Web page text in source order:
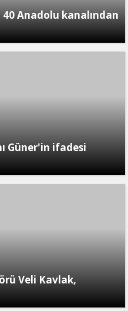
40 Anadolu kanalından
Güner'in ifadesi
Veli Kavlak,